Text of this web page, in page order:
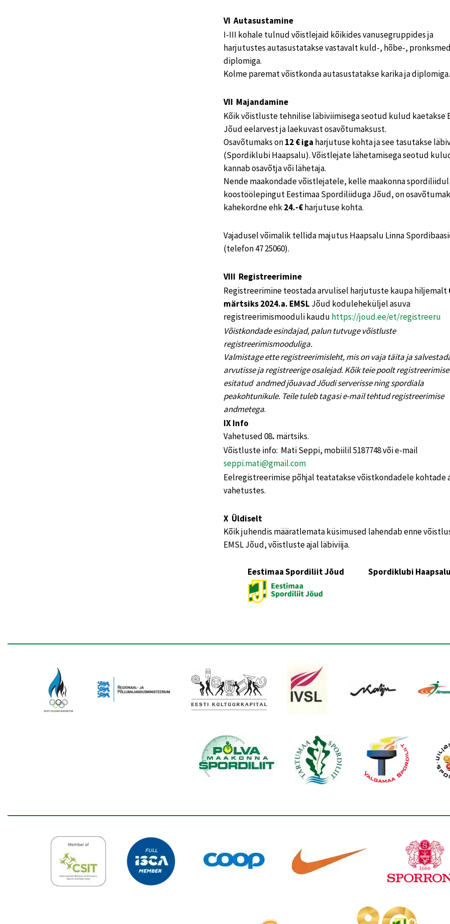
VI Autasustamine
I-III kohale tulnud võistlejaid kõikides vanusegruppides ja
harjutustes autasustatakse vastavalt kuld-, hõbe-,
diplomiga.
Kolme paremat võistkonda autasustatakse karika ja diplomiga.
VII Majandamine
Kõik võistluste tehnilise läbiviimisega seotud kulud kaetakse
Jõud eelarvest ja laekuvast osavõtumaksust.
Osavõtumaks on12 € iga harjutuse kohta ja see tasutakse
(Spordiklubi Haapsalu). Võistlejate lähetamisega seotud
kannab osavõtja või lähetaja.
Nende maakondade võistlejatele, kelle maakonna
koostöölepingut Eestimaa Spordiliiduga Jõud, on
kahekordne ehk24.-€harjutuse kohta.
Vajadusel võimalik tellida majutus Haapsalu Linna
(telefon 47 25060).
VIII Registreerimine
Registreerimine teostada arvulisel harjutuste kaupa hiljemalt
märtsiks2024.a. EMSL Jõud koduleheküljel asuva
registreerimismooduli kaudu https://joud.ee/et/registreeru
Võistkondade esindajad, palun tutvuge võistluste
registreerimismooduliga.
Valmistage ette registreerimisleht, mis on vaja täita ja
arvutisse ja registreerige osalejad. Kõik teie poolt
esitatud andmed jõuavad Jõudi serverisse ning spordiala
peakohtunikule. Teile tuleb tagasi e-mail tehtud registreerimise
andmetega.
IX Info
Vahetused 08. märtsiks.
Võistluste info: Mati Seppi, mobiilil 5187748 või e-mail
seppi.mati@gmail.com
Eelregistreerimise põhjal teatatakse võistkondadele kohtade
vahetustes.
X Üldiselt
Kõik juhendis määratlemata küsimused lahendab enne
EMSL Jõud, võistluste ajal läbiviija.
Eestimaa Spordiliit Jõud Spordiklubi Haapsalu